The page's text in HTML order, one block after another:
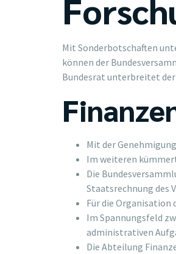
Mit Sonderbotschaften
können der
Bundesrat unterbreitet
Mit der
Im weiteren
Die
Staatsrechnung des
Für die Organisation
Im Spannungsfeld
administrativen
Die Abteilung